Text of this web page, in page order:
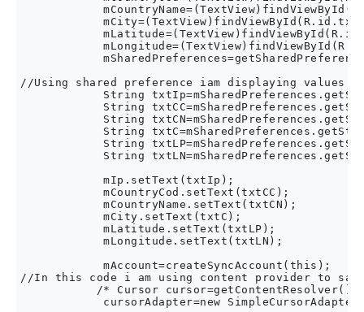
//Using shared preference iam displaying
String
String
String
String
String
String
            mIp.setText(txtIp);
            mCountryCod.setText(txtCC);
            mCountryName.setText(txtCN);
            mCity.setText(txtC);
            mLatitude.setText(txtLP);
            mLongitude.setText(txtLN);
            mAccount=createSyncAccount(this);
//In this code i am using content provider to
/* Cursor
cursorAdapter=new